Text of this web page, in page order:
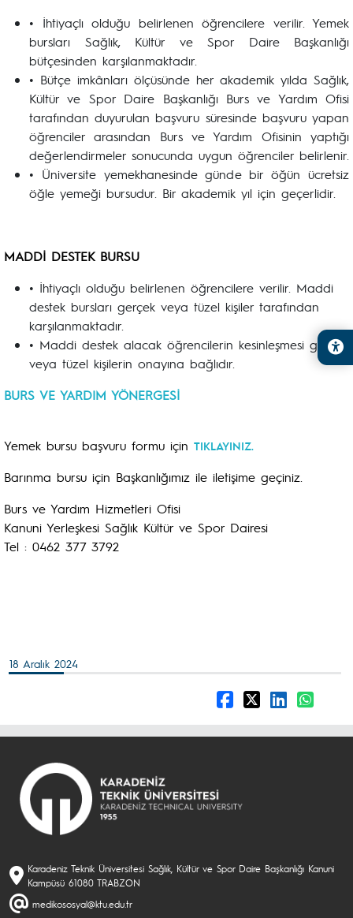
• İhtiyaçlı olduğu belirlenen öğrencilere verilir. Yemek
bursları Sağlık, Kültür ve Spor Daire Başkanlığı
bütçesinden karşılanmaktadır.
• Bütçe imkânları ölçüsünde her akademik yılda Sağlık,
Kültür ve Spor Daire Başkanlığı Burs ve Yardım Ofisi
tarafından duyurulan başvuru süresinde başvuru yapan
öğrenciler arasından Burs ve Yardım Ofisinin yaptığı
değerlendirmeler sonucunda uygun öğrenciler belirlenir.
• Üniversite yemekhanesinde günde bir öğün ücretsiz
öğle yemeği bursudur. Bir akademik yıl için geçerlidir.
MADDİ DESTEK BURSU
• İhtiyaçlı olduğu belirlenen öğrencilere verilir. Maddi
destek bursları gerçek veya tüzel kişiler tarafından
karşılanmaktadır.
• Maddi destek alacak öğrencilerin kesinleşmesi gerçek
veya tüzel kişilerin onayına bağlıdır.
BURS VE YARDIM YÖNERGESİ
Yemek bursu başvuru formu için TIKLAYINIZ.
Barınma bursu için Başkanlığımız ile iletişime geçiniz.
Burs ve Yardım Hizmetleri Ofisi
Kanuni Yerleşkesi Sağlık Kültür ve Spor Dairesi
Tel : 0462 377 3792
18 Aralık 2024
Karadeniz Teknik Üniversitesi Sağlık, Kültür ve Spor Daire Başkanlığı Kanuni
Kampüsü 61080 TRABZON
medikososyal@ktu.edu.tr